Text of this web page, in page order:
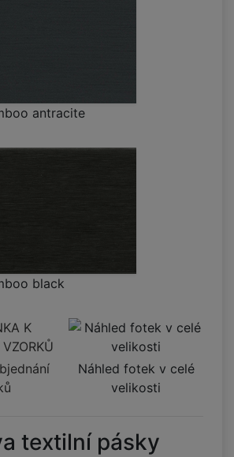
antracite
black
Náhled fotek v celé
velikosti
textilní pásky